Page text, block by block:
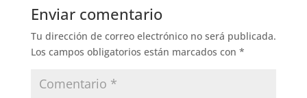
Enviar comentario
Tu dirección de correo electrónico no será publicada.
Los campos obligatorios están marcados con *